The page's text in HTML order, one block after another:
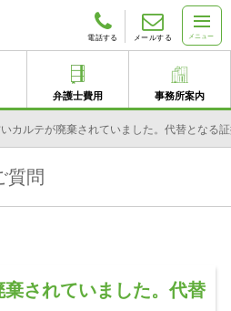
電話する メールする メニュー
弁護士費用 事務所案内
カルテが廃棄されていました。代替となる
質問
されていました。代替